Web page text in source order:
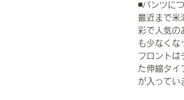
◾️パンツに
最近まで米
彩で人気の
も少なくな
フロントは
た伸縮タ
が入ってい